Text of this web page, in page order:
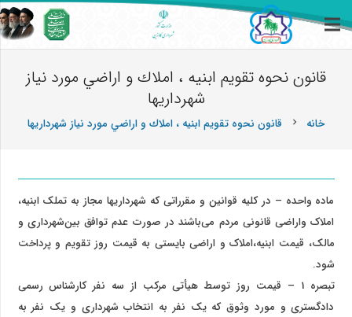
قانون نحوه تقويم ابنيه ، املاك و اراضي مورد نياز
شهرداريها
خانه chevron_right قانون نحوه تقويم ابنيه ، املاك و اراضي مورد نياز شهرداريها
‌ماده واحده – در کلیه قوانین و مقرراتی که شهرداریها مجاز به تملک ابنیه،
املاک واراضی قانونی مردم می‌باشند در صورت عدم توافق بین‌شهرداری و
مالک، قیمت ابنیه،املاک و اراضی بایستی به قیمت روز تقویم و پرداخت
شود.
‌تبصره 1 – قیمت روز توسط هیأتی مرکب از سه نفر کارشناس رسمی
دادگستری و مورد وثوق که یک نفر به انتخاب شهرداری و یک نفر به